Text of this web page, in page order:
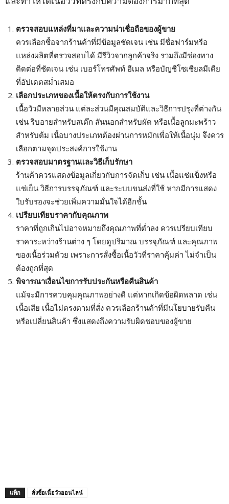
ตรวจสอบแหล่งที่มาและความน่าเชื่อถือของผู้ขาย
ควรเลือกซื้อจากร้านค้าที่มีข้อมูลชัดเจน เช่น มีชื่อฟาร์มหรือ
แหล่งผลิตที่ตรวจสอบได้ มีรีวิวจากลูกค้าจริง รวมถึงมีช่องทาง
ติดต่อที่ชัดเจน เช่น เบอร์โทรศัพท์ อีเมล หรือบัญชีโซเชียลมีเดีย
ที่อัปเดตสม่ำเสมอ
เลือกประเภทของเนื้อให้ตรงกับการใช้งาน
เนื้อวัวมีหลายส่วน แต่ละส่วนมีคุณสมบัติและวิธีการปรุงที่ต่างกัน
เช่น ริบอายสำหรับสเต๊ก สันนอกสำหรับผัด หรือเนื้อลูกมะพร้าว
สำหรับต้ม เนื้อบางประเภทต้องผ่านการหมักเพื่อให้เนื้อนุ่ม จึงควร
เลือกตามจุดประสงค์การใช้งาน
ตรวจสอบมาตรฐานและวิธีเก็บรักษา
ร้านค้าควรแสดงข้อมูลเกี่ยวกับการจัดเก็บ เช่น เนื้อแช่แข็งหรือ
แช่เย็น วิธีการบรรจุภัณฑ์ และระบบขนส่งที่ใช้ หากมีการแสดง
ใบรับรองจะช่วยเพิ่มความมั่นใจได้อีกขั้น
เปรียบเทียบราคากับคุณภาพ
ราคาที่ถูกเกินไปอาจหมายถึงคุณภาพที่ต่ำลง ควรเปรียบเทียบ
ราคาระหว่างร้านต่าง ๆ โดยดูปริมาณ บรรจุภัณฑ์ และคุณภาพ
ของเนื้อร่วมด้วย เพราะการสั่งซื้อเนื้อวัวที่ราคาคุ้มค่า ไม่จำเป็น
ต้องถูกที่สุด
พิจารณาเงื่อนไขการรับประกันหรือคืนสินค้า
แม้จะมีการควบคุมคุณภาพอย่างดี แต่หากเกิดข้อผิดพลาด เช่น
เนื้อเสีย เนื้อไม่ตรงตามที่สั่ง ควรเลือกร้านค้าที่มีนโยบายรับคืน
หรือเปลี่ยนสินค้า ซึ่งแสดงถึงความรับผิดชอบของผู้ขาย
แท็ก สั่งซื้อเนื้อวัวออนไลน์